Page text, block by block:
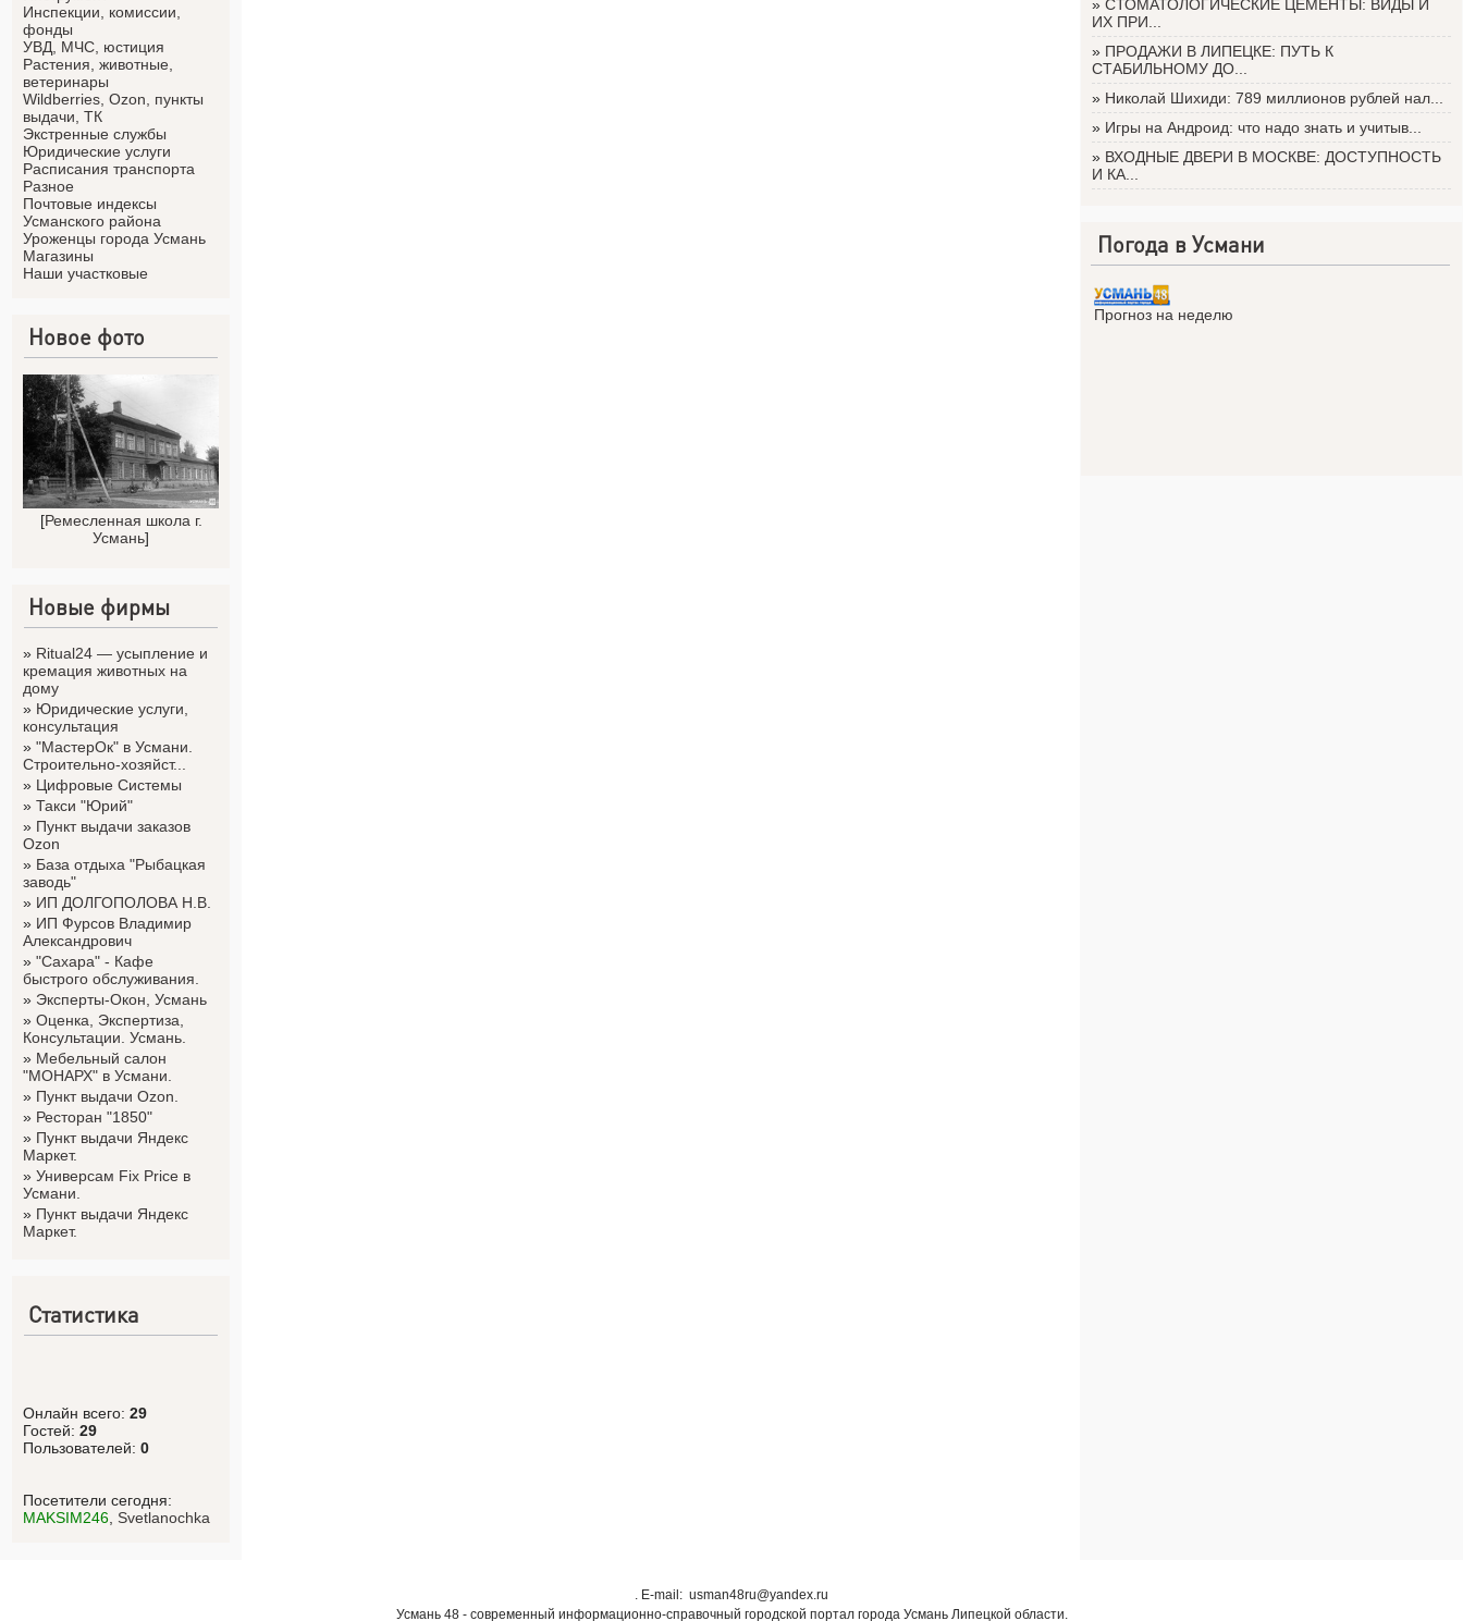
Инспекции, комиссии,
фонды
УВД, МЧС, юстиция
Растения, животные,
ветеринары
Wildberries, Ozon, пункты
выдачи, ТК
Экстренные службы
Юридические услуги
Расписания транспорта
Разное
Почтовые индексы
Усманского района
Уроженцы города Усмань
Магазины
Наши участковые
Новое фото
[Ремесленная школа г.
Усмань]
Новые фирмы
» Ritual24 — усыпление и
кремация животных на
дому
» Юридические услуги,
консультация
» "МастерОк" в Усмани.
Строительно-хозяйст...
» Цифровые Системы
» Такси "Юрий"
» Пункт выдачи заказов
Ozon
» База отдыха "Рыбацкая
заводь"
» ИП ДОЛГОПОЛОВА Н.В.
» ИП Фурсов Владимир
Александрович
» "Сахара" - Кафе
быстрого обслуживания.
» Эксперты-Окон, Усмань
» Оценка, Экспертиза,
Консультации. Усмань.
» Мебельный салон
"МОНАРХ" в Усмани.
» Пункт выдачи Ozon.
» Ресторан "1850"
» Пункт выдачи Яндекс
Маркет.
» Универсам Fix Price в
Усмани.
» Пункт выдачи Яндекс
Маркет.
Статистика
Онлайн всего: 29
Гостей: 29
Пользователей: 0
Посетители сегодня:
MAKSIM246 Svetlanоchka
» СТОМАТОЛОГИЧЕСКИЕ ЦЕМЕНТЫ: ВИДЫ И
ИХ ПРИ...
» ПРОДАЖИ В ЛИПЕЦКЕ: ПУТЬ К
СТАБИЛЬНОМУ ДО...
» Николай Шихиди: 789 миллионов рублей нал...
» Игры на Андроид: что надо знать и учитыв...
» ВХОДНЫЕ ДВЕРИ В МОСКВЕ: ДОСТУПНОСТЬ
И КА...
Погода в Усмани
Прогноз на неделю
. Е-mail: usman48ru@yandex.ru
Усмань 48 - современный информационно-справочный городской портал города Усмань Липецкой области.